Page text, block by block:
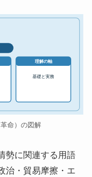
理解の軸
基礎と実務
命）の図解
勢に関連する用語
治・貿易摩擦・エ